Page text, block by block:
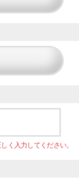
く入力してください。